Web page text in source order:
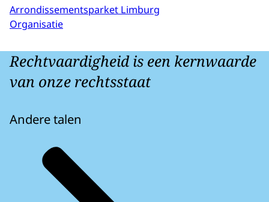
Arrondissementsparket Limburg
Organisatie
Rechtvaardigheid is een kernwaarde
van onze rechtsstaat
Andere talen